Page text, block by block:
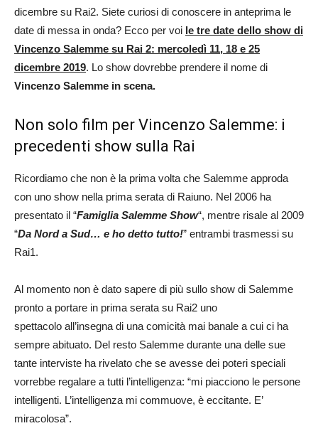
dicembre su Rai2. Siete curiosi di conoscere in anteprima le
date di messa in onda? Ecco per voi le tre date dello show di
Vincenzo Salemme su Rai 2: mercoledì 11, 18 e 25
dicembre 2019. Lo show dovrebbe prendere il nome di
Vincenzo Salemme in scena.
Non solo film per Vincenzo Salemme: i
precedenti show sulla Rai
Ricordiamo che non è la prima volta che Salemme approda
con uno show nella prima serata di Raiuno. Nel 2006 ha
presentato il “Famiglia Salemme Show“, mentre risale al 2009
“Da Nord a Sud… e ho detto tutto!” entrambi trasmessi su
Rai1.
Al momento non è dato sapere di più sullo show di Salemme
pronto a portare in prima serata su Rai2 uno
spettacolo all’insegna di una comicità mai banale a cui ci ha
sempre abituato. Del resto Salemme durante una delle sue
tante interviste ha rivelato che se avesse dei poteri speciali
vorrebbe regalare a tutti l’intelligenza: “mi piacciono le persone
intelligenti. L’intelligenza mi commuove, è eccitante. E’
miracolosa”.